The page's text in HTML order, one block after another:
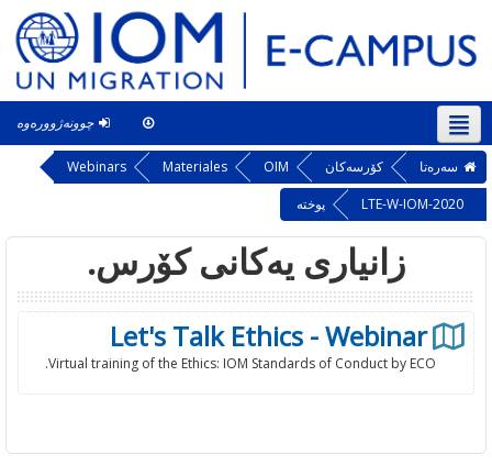
چوونەژوورەوە
سۆرانی ‎(ckb)‎ This course سه‌ره‌تا کۆرسەکان OIM
Materiales
Webinars
LTE-W-IOM-2020
پوخته‌
زانیاری یەکانی کۆرس.
Let's Talk Ethics - Webinar
Virtual training of the Ethics: IOM Standards of Conduct by ECO.